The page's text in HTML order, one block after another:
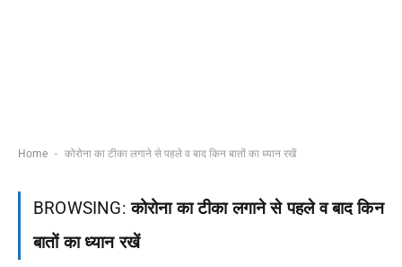
Home - कोरोना का टीका लगाने से पहले व बाद किन बातों का ध्यान रखें
BROWSING:कोरोना का टीका लगाने से पहले व बाद किन
बातों का ध्यान रखें